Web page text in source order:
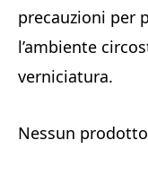
precauzioni per
l’ambiente
verniciatura.
Nessun